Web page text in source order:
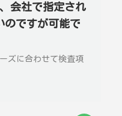
会社で指定され
のですが可能で
ズに合わせて検査項